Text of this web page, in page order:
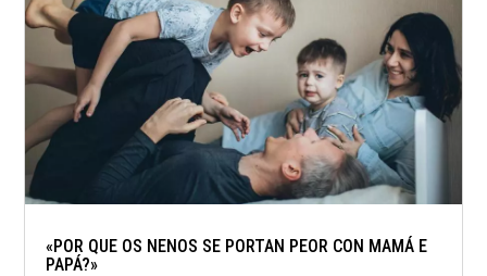
«POR QUE OS NENOS SE PORTAN PEOR CON MAMÁ E
PAPÁ?»